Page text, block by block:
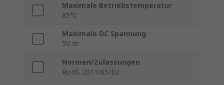
Maximale Betriebstemperatur
85°C
Maximale DC Spannung
5V dc
Normen/Zulassungen
RoHS 2011/65/EU